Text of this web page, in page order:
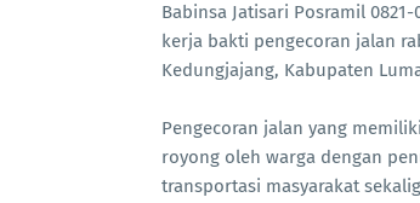
Babinsa Jatisari Posramil
kerja bakti pengecoran jalan
Kedungjajang, Kabupaten
Pengecoran jalan yang
royong oleh warga dengan
transportasi masyarakat